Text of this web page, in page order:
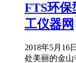
FTS环保
工仪器网
2018年5月16
处美丽的金